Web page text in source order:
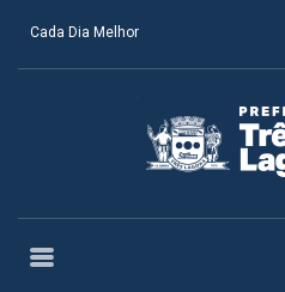
Cada Dia Melhor